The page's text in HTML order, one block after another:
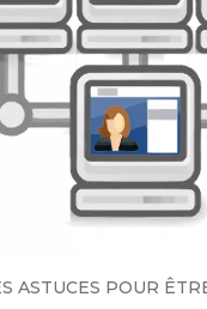
ASTUCES POUR